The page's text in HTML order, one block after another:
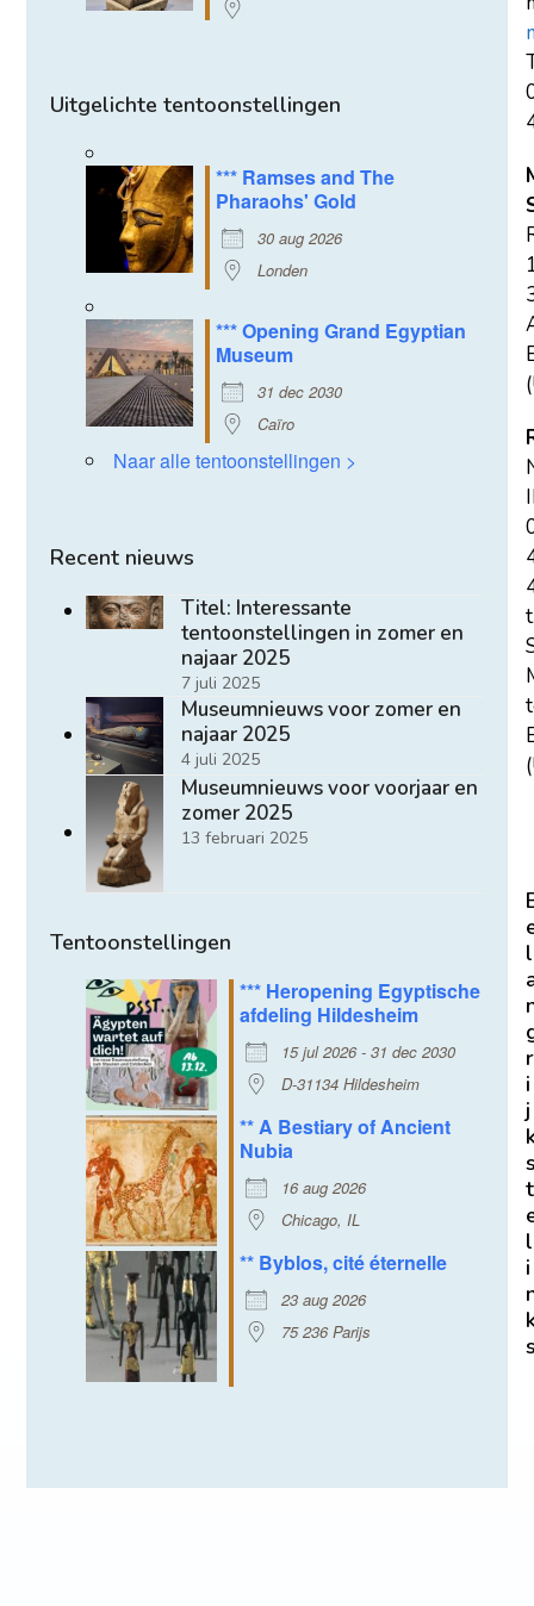
Uitgelichte tentoonstellingen
*** Ramses and The
Pharaohs' Gold
30 aug 2026
Londen
*** Opening Grand Egyptian
Museum
31 dec 2030
Caïro
Naar alle tentoonstellingen >
Recent nieuws
Titel: Interessante
tentoonstellingen in zomer en
najaar 2025
7 juli 2025
Museumnieuws voor zomer en
najaar 2025
4 juli 2025
Museumnieuws voor voorjaar en
zomer 2025
13 februari 2025
Tentoonstellingen
*** Heropening Egyptische
afdeling Hildesheim
15 jul 2026 - 31 dec 2030
D-31134 Hildesheim
** A Bestiary of Ancient
Nubia
16 aug 2026
Chicago, IL
** Byblos, cité éternelle
23 aug 2026
75 236 Parijs
l
r
i
j
t
l
i